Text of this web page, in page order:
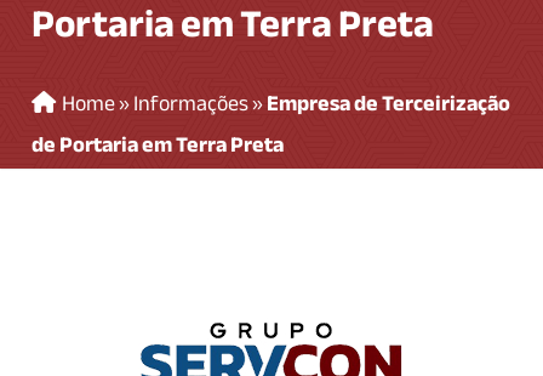
Portaria em Terra Preta
Home»Informações»Empresa de Terceirização
de Portaria em Terra Preta